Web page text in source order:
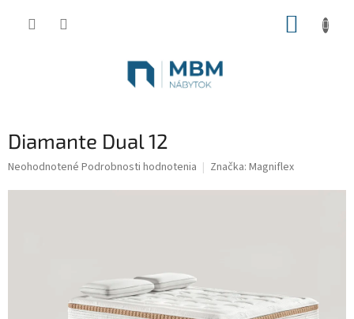
Diamante Dual 12
Priemerné
Neohodnotené Podrobnosti hodnotenia Značka: Magniflex